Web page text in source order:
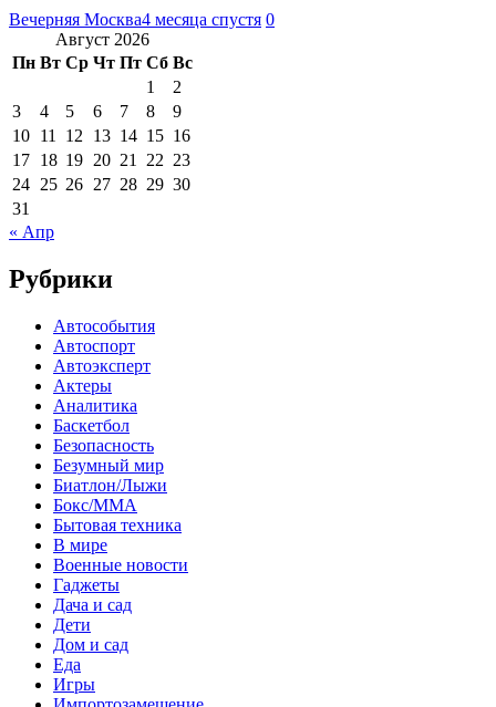
Вечерняя Москва4 месяца спустя 0
Август 2026
Пн Вт Ср Чт Пт Сб Вс
1
2
3
4 5 6 7 8
9
10 11 12 13 14 15 16
17 18 19 20 21 22 23
24 25 26 27 28 29 30
31
« Апр
Рубрики
Автособытия
Автоспорт
Автоэксперт
Актеры
Аналитика
Баскетбол
Безопасность
Безумный мир
Биатлон/Лыжи
Бокс/MMA
Бытовая техника
В мире
Военные новости
Гаджеты
Дача и сад
Дети
Дом и сад
Еда
Игры